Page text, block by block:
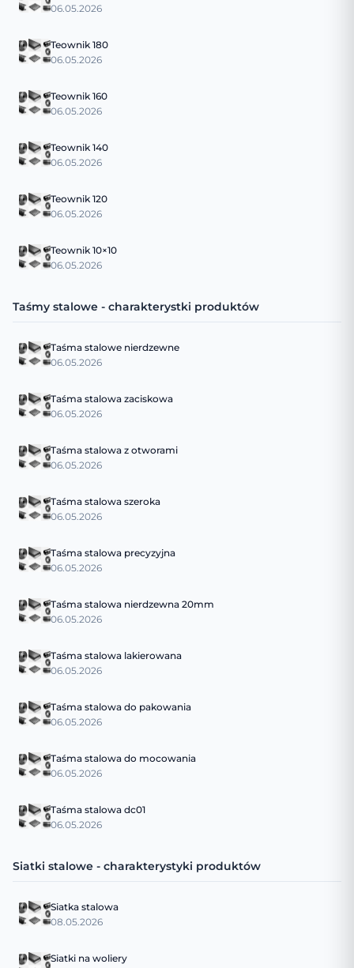
06.05.2026
Teownik 180
06.05.2026
Teownik 160
06.05.2026
Teownik 140
06.05.2026
Teownik 120
06.05.2026
Teownik 10×10
06.05.2026
Taśmy stalowe - charakterystki produktów
Taśma stalowe nierdzewne
06.05.2026
Taśma stalowa zaciskowa
06.05.2026
Taśma stalowa z otworami
06.05.2026
Taśma stalowa szeroka
06.05.2026
Taśma stalowa precyzyjna
06.05.2026
Taśma stalowa nierdzewna 20mm
06.05.2026
Taśma stalowa lakierowana
06.05.2026
Taśma stalowa do pakowania
06.05.2026
Taśma stalowa do mocowania
06.05.2026
Taśma stalowa dc01
06.05.2026
Siatki stalowe - charakterystyki produktów
Siatka stalowa
08.05.2026
Siatki na woliery